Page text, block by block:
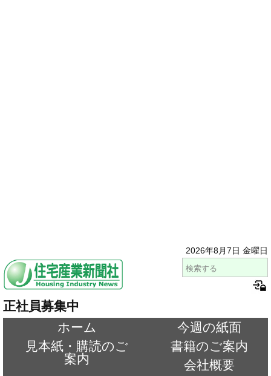
2026年8月7日 金曜日
正社員募集中
ホーム
今週の紙面
見本紙・購読のご
案内
書籍のご案内
会社概要